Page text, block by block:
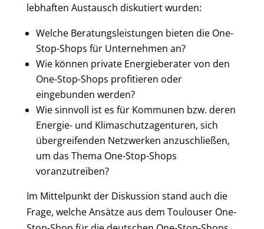
lebhaften Austausch diskutiert wurden:
Welche Beratungsleistungen bieten die One-
Stop-Shops für Unternehmen an?
Wie können private Energieberater von den
One-Stop-Shops profitieren oder
eingebunden werden?
Wie sinnvoll ist es für Kommunen bzw. deren
Energie- und Klimaschutzagenturen, sich
übergreifenden Netzwerken anzuschließen,
um das Thema One-Stop-Shops
voranzutreiben?
Im Mittelpunkt der Diskussion stand auch die
Frage, welche Ansätze aus dem Toulouser One-